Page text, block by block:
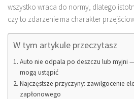
wszystko wraca do normy, dlatego
czy to zdarzenie ma charakter
W tym artykule przeczytasz
Auto nie odpala po deszczu lub myjni
mogą ustąpić
Najczęstsze przyczyny: zawilgocenie
zapłonowego